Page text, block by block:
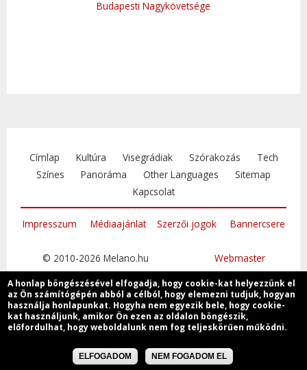
Budapesti Nagykövetsége
Címlap Kultúra Visegrádiak Szórakozás
Tech
Színes
Panoráma Other Languages
Sitemap
Kapcsolat
Impresszum Médiaajánlat Szerzői jogok Bannercsere
© 2010-2026 Melano.hu Webmaster
Csatlakozzon
A honlap böngészésével elfogadja, hogy cookie-kat helyezzünk el
az Ön számítógépén abból a célból, hogy elemezni tudjuk, hogyan
használja honlapunkat. Hogyha nem egyezik bele, hogy cookie-
kat használjunk, amikor Ön ezen az oldalon böngészik,
előfordulhat, hogy weboldalunk nem fog teljeskörűen működni.
ELFOGADOM NEM FOGADOM EL